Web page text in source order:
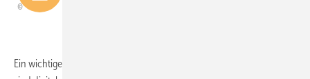
Ein wichtiges Element für die optimale Nutzung bestehender Netze